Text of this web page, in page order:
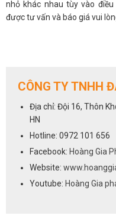
nhỏ khác nhau tùy vào
được tư vấn và báo giá vui
CÔNG TY TNHH
Địa chỉ: Đội 16, Thôn
HN
Hotline: 0972 101 656
Facebook: Hoàng Gia
Website:
Youtube: Hoàng Gia